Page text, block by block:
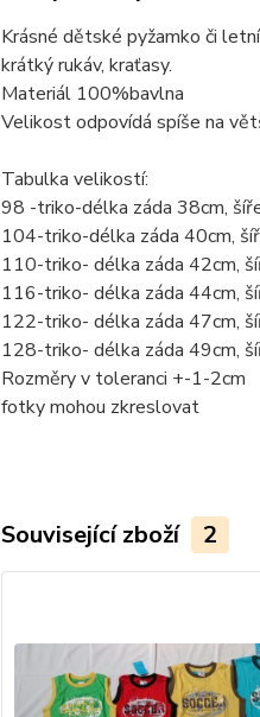
Krásné dětské pyžamko či
krátký rukáv, kraťasy.
Materiál 100%bavlna
Velikost odpovídá spíše na
Tabulka velikostí:
98 -triko-délka záda 38cm,
104-triko-délka záda 40cm,
110-triko- délka záda 42cm,
116-triko- délka záda 44cm,
122-triko- délka záda 47cm,
128-triko- délka záda 49cm,
Rozměry v toleranci +-1-2cm
fotky mohou zkreslovat
Související zboží 2